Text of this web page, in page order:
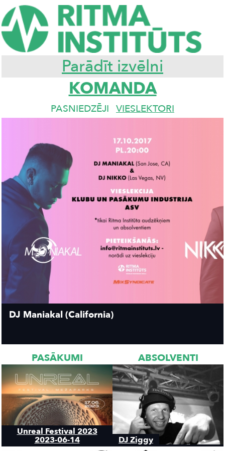
Parādīt izvēlni
KOMANDA
PASNIEDZĒJI VIESLEKTORI
DJ Maniakal (California)
PASĀKUMI
Unreal Festival 2023
2023-06-14
ABSOLVENTI
DJ Ziggy